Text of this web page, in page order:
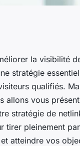
la visibilité
stratégie
qualifiés.
allons vous
stratégie de
tirer pleinement
atteindre vos